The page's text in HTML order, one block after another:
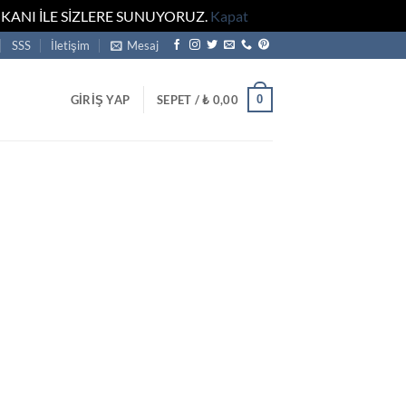
İLE SİZLERE SUNUYORUZ. Kapat
SSS İletişim Mesaj
GIRIŞ YAP SEPET /₺ 0,00 0